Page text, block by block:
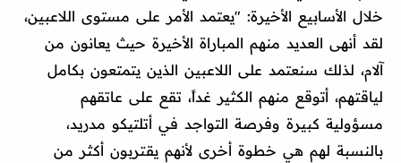
خلال الأسابيع الأخيرة: "يعتمد الأمر على مستوى اللاعبين،
لقد أنهى العديد منهم المباراة الأخيرة حيث يعانون من
آلام، لذلك سنعتمد على اللاعبين الذين يتمتعون بكامل
لياقتهم، أتوقع منهم الكثير غداً، تقع على عاتقهم
مسؤولية كبيرة وفرصة التواجد في أتلتيكو مدريد،
بالنسبة لهم هي خطوة أخرى لأنهم يقتربون أكثر من